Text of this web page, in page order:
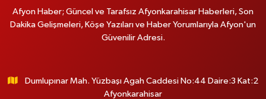
Afyon Haber; Güncel ve Tarafsız Afyonkarahisar Haberleri, Son
Dakika Gelişmeleri, Köşe Yazıları ve Haber Yorumlarıyla Afyon'un
Güvenilir Adresi.
Dumlupınar Mah. Yüzbaşı Agah Caddesi No:44 Daire:3 Kat:2
Afyonkarahisar